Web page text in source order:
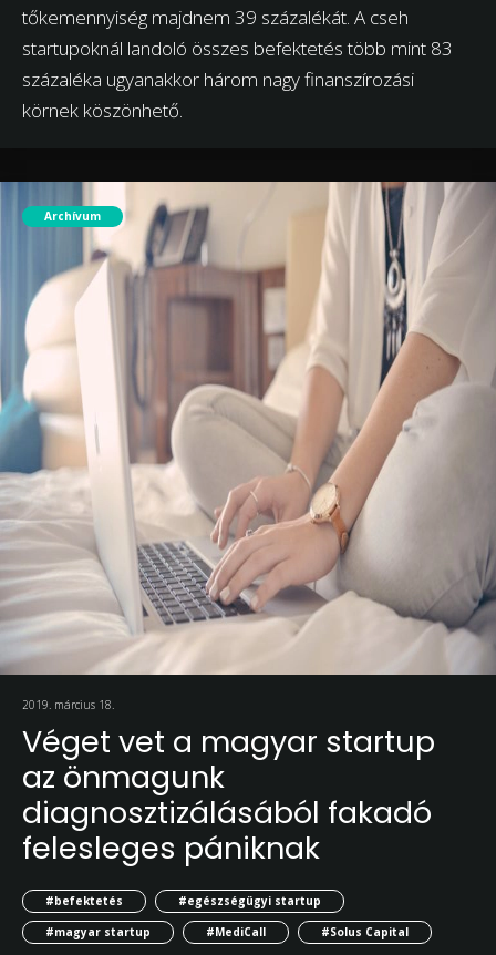
tőkemennyiség majdnem 39 százalékát. A cseh
startupoknál landoló összes befektetés több mint 83
százaléka ugyanakkor három nagy finanszírozási
körnek köszönhető.
Archívum
2019. március 18.
Véget vet a magyar startup
az önmagunk
diagnosztizálásából fakadó
felesleges pániknak
#befektetés
#egészségügyi startup
#magyar startup
#MediCall #Solus Capital